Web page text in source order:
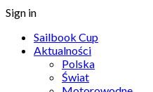
Sign in
Sailbook Cup
Aktualności
Polska
Świat